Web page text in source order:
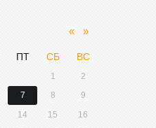
« »
ПТ СБ ВС
1
2
7 8
9
14 15
16